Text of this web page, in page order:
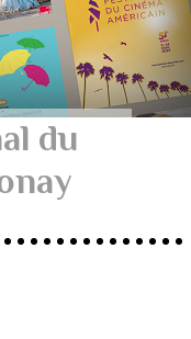
du